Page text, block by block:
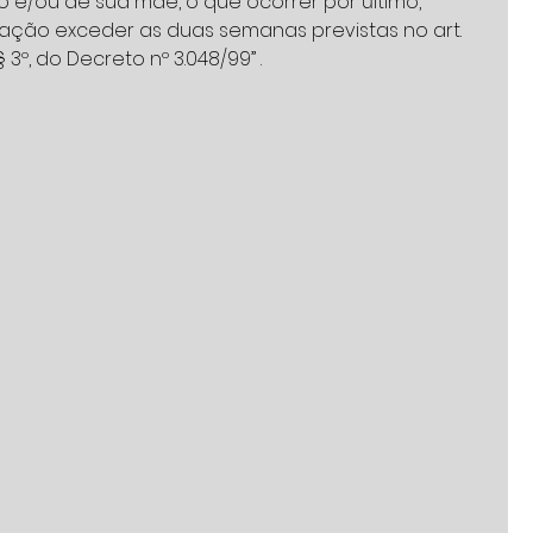
exceder as duas semanas previstas no art.
3º, do Decreto nº 3.048/99” .